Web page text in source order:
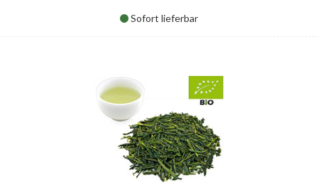
Sofort lieferbar